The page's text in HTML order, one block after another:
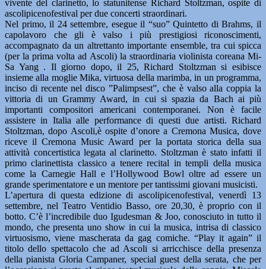
vivente del clarinetto, lo statunitense Richard Stoltzman, ospite di
ascolipicenofestival per due concerti straordinari.
Nel primo, il 24 settembre, esegue il “suo” Quintetto di Brahms, il
capolavoro che gli è valso i più prestigiosi riconoscimenti,
accompagnato da un altrettanto importante ensemble, tra cui spicca
(per la prima volta ad Ascoli) la straordinaria violinista coreana Mi-
Sa Yang . Il giorno dopo, il 25, Richard Stoltzman si esibisce
insieme alla moglie Mika, virtuosa della marimba, in un programma,
inciso di recente nel disco ”Palimpsest”, che è valso alla coppia la
vittoria di un Grammy Award, in cui si spazia da Bach ai più
importanti compositori americani contemporanei. Non è facile
assistere in Italia alle performance di questi due artisti. Richard
Stoltzman, dopo Ascoli,è ospite d’onore a Cremona Musica, dove
riceve il Cremona Music Award per la portata storica della sua
attività concertistica legata al clarinetto. Stoltzman è stato infatti il
primo clarinettista classico a tenere recital in templi della musica
come la Carnegie Hall e l’Hollywood Bowl oltre ad essere un
grande sperimentatore e un mentore per tantissimi giovani musicisti.
L’apertura di questa edizione di ascolipicenofestival, venerdì 13
settembre, nel Teatro Ventidio Basso, ore 20,30, è proprio con il
botto. C’è l’incredibile duo Igudesman & Joo, conosciuto in tutto il
mondo, che presenta uno show in cui la musica, intrisa di classico
virtuosismo, viene mascherata da gag comiche. “Play it again” il
titolo dello spettacolo che ad Ascoli si arricchisce della presenza
della pianista Gloria Campaner, special guest della serata, che per